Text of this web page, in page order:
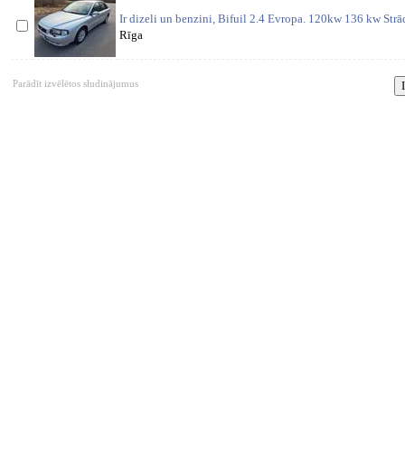
Ir dizeli un benzini, Bifuil 2.4 Evropa. 120kw 136 kw
Rīga
Parādīt izvēlētos sludinājumus